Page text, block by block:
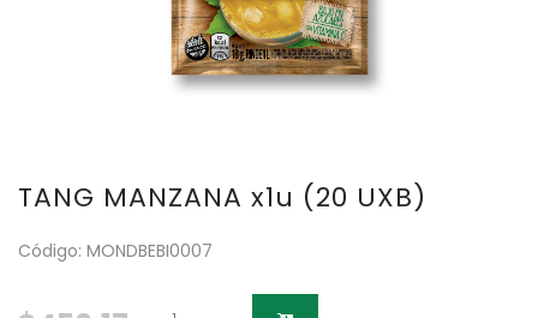
TANG MANZANA x1u (20 UXB)
Código: MONDBEBI0007